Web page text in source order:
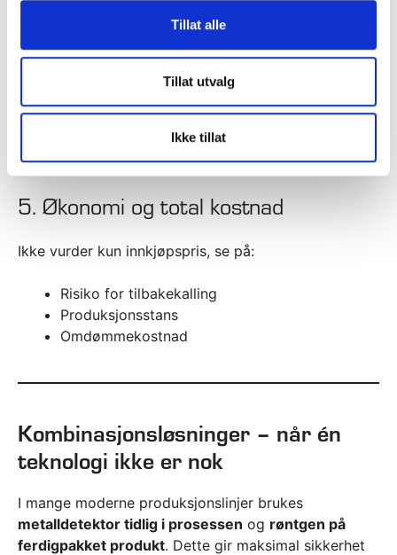
Tillat alle
Tillat utvalg
Ikke tillat
Aluminiumsfolie → røntgen er eneste reelle
4. Krav fra marked og sertifiseringer
Private label/eksport → ofte krav om røntgen
5. Økonomi og total kostnad
Ikke vurder kun innkjøpspris, se på:
Risiko for tilbakekalling
Produksjonsstans
Omdømmekostnad
Kombinasjonsløsninger – når én
teknologi ikke er nok
I mange moderne produksjonslinjer brukes
metalldetektor tidlig i prosessen og røntgen på
ferdigpakket produkt. Dette gir maksimal sikkerhet